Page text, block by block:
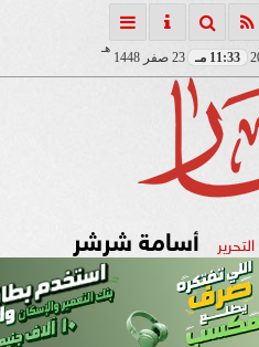
11:33 مـ 23 صفر 1448
هـ
أسامة شرشر